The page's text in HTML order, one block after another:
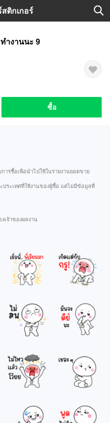
สติกเกอร์
ทำงานนะ 9
ซื้อ
การซื้อเพื่อนำไปใช้ในรายงานยอดขาย
ระเทศที่ใช้งานของผู้ซื้อ แต่ไม่มีข้อมูลที่
เจ้าของผลงาน